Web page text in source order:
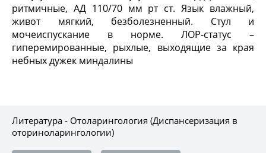
ритмичные, АД 110/70 мм рт ст. Язык влажный,
живот мягкий, безболезненный. Стул и
мочеиспускание в норме. ЛОР-статус –
гиперемированные, рыхлые, выходящие за края
небных дужек миндалины
Литература - Отоларингология (Диспансеризация в
оториноларингологии)